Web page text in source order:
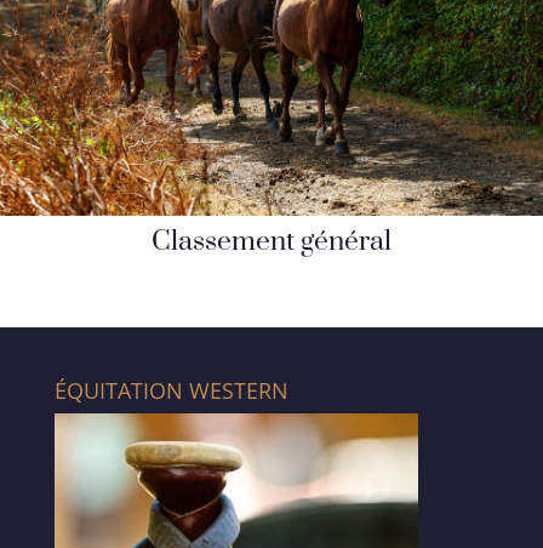
Classement général
ÉQUITATION WESTERN